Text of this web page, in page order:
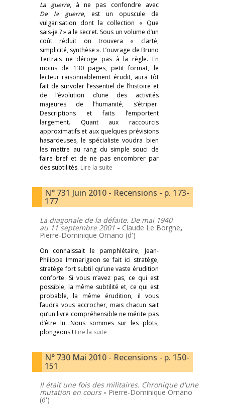
La guerre, à ne pas confondre avec
De la guerre, est un opuscule de
vulgarisation dont la collection « Que
sais-je ? » a le secret. Sous un volume d’un
coût réduit on trouvera « clarté,
simplicité, synthèse ». L’ouvrage de Bruno
Tertrais ne déroge pas à la règle. En
moins de 130 pages, petit format, le
lecteur raisonnablement érudit, aura tôt
fait de survoler l’essentiel de l’histoire et
de l’évolution d’une des activités
majeures de l’humanité, s’étriper.
Descriptions et faits l’emportent
largement. Quant aux raccourcis
approximatifs et aux quelques prévisions
hasardeuses, le spécialiste voudra bien
les mettre au rang du simple souci de
faire bref et de ne pas encombrer par
des subtilités. Lire la suite
N° 731 Juin 2010 - Recensions - p. 173-
177
La diagonale de la défaite. De mai 1940
au 11 septembre 2001 - Claude Le Borgne,
Pierre-Dominique Ornano (d')
On connaissait le pamphlétaire, Jean-
Philippe Immarigeon se fait ici stratège,
stratège fort subtil qu’une vaste érudition
conforte. Si vous n’avez pas, ce qui est
possible, la même subtilité et, ce qui est
probable, la même érudition, il vous
faudra vous accrocher, mais chacun sait
qu’un livre compréhensible ne mérite pas
d’être lu. Nous sommes sur les plots,
plongeons ! Lire la suite
N° 730 Mai 2010 - Recensions - p. 150-
151
Il était une fois des militaires. Chronique d'une
mutation en cours - Pierre-Dominique Ornano
(d')